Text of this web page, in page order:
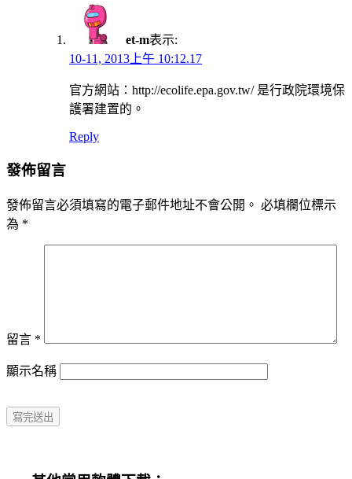
et-m表示:
10-11, 2013上午 10:12.17
官方網站：http://ecolife.epa.gov.tw/ 是行政院環境保
護署建置的。
Reply
發佈留言
發佈留言必須填寫的電子郵件地址不會公開。 必填欄位標示
為 *
留言 *
顯示名稱